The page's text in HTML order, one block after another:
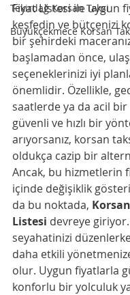
Tekirdağ Korsan Taksi
Büyükçekmece Korsan
Fiyat Listesi ile uygun
keşfedin ve bütçenizi
bir şehirdeki
başlamadan önce,
seçeneklerinizi iyi
önemlidir. Özellikle,
saatlerde ya da acil
güvenli ve hızlı bir
arıyorsanız, korsan
oldukça cazip bir
Ancak, bu hizmetlerin
içinde değişiklik
da bu noktada,
Listesi devreye
seyahatinizi
daha etkili
olur. Uygun fiyatlarla
konforlu bir yolculuk